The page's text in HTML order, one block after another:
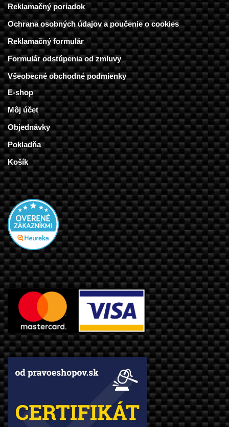
Reklamačný poriadok
Ochrana osobných údajov a poučenie o cookies
Reklamačný formulár
Formulár odstúpenia od zmluvy
Všeobecné obchodné podmienky
E-shop
Môj účet
Objednávky
Pokladňa
Košík